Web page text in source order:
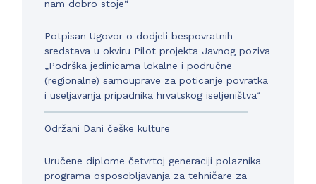
nam dobro stoje“
Potpisan Ugovor o dodjeli bespovratnih
sredstava u okviru Pilot projekta Javnog poziva
„Podrška jedinicama lokalne i područne
(regionalne) samouprave za poticanje povratka
i useljavanja pripadnika hrvatskog iseljeništva“
Održani Dani češke kulture
Uručene diplome četvrtoj generaciji polaznika
programa osposobljavanja za tehničare za